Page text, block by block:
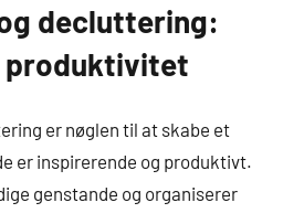
decluttering:
produktivitet
er nøglen til at skabe et
er inspirerende og produktivt.
genstande og organiserer